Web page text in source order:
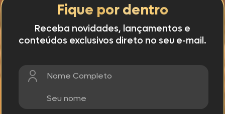
Fique por dentro
Receba novidades, lançamentos e
conteúdos exclusivos direto no seu e-mail.
Nome Completo